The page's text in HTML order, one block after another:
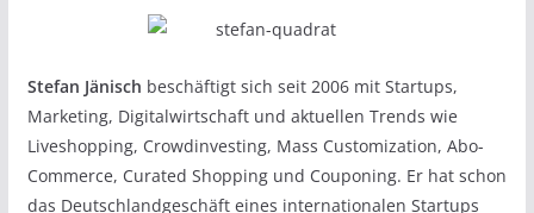
Stefan Jänisch beschäftigt sich seit 2006 mit Startups,
Marketing, Digitalwirtschaft und aktuellen Trends wie
Liveshopping, Crowdinvesting, Mass Customization, Abo-
Commerce, Curated Shopping und Couponing. Er hat schon
das Deutschlandgeschäft eines internationalen Startups